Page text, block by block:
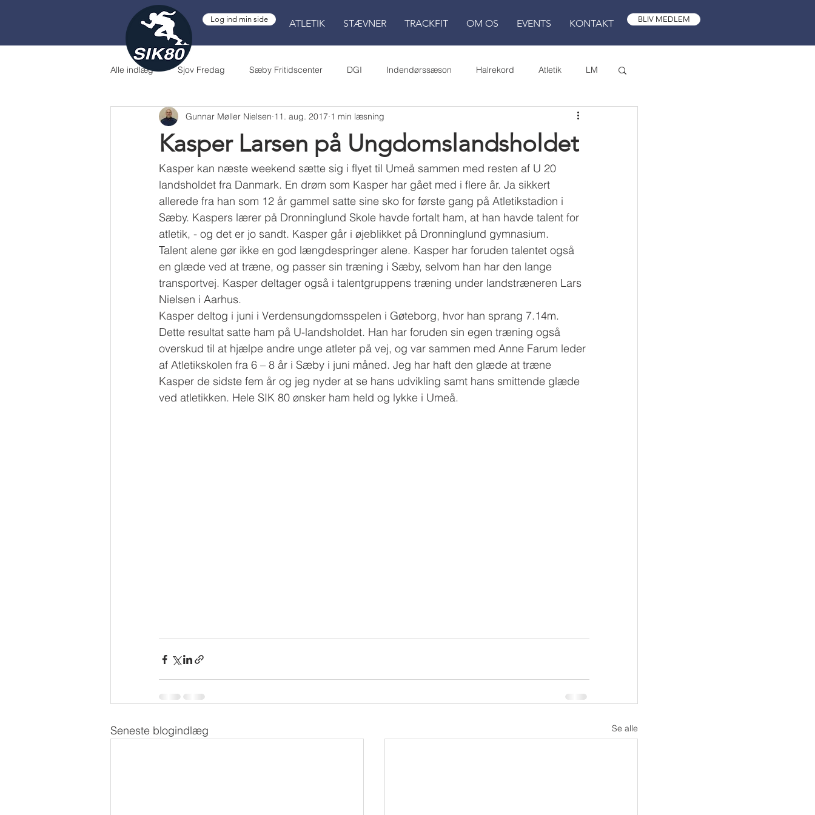
ATLETIK STÆVNER TRACKFIT OM OS EVENTS KONTAKT BLIV MEDLEM
Log ind min side
Alle indlæg Sjov Fredag Sæby Fritidscenter DGI Indendørssæson Halrekord Atletik LM
Danmarksmester LDM Atletikskole Spar Nord Atletik Stadion
Spektrum
Kasper Larsen på Ungdomslandsholdet
Gunnar Møller Nielsen 11. aug. 2017 1 min læsning
Kasper kan næste weekend sætte sig i flyet til Umeå sammen med resten af U 20
landsholdet fra Danmark. En drøm som Kasper har gået med i flere år. Ja sikkert
allerede fra han som 12 år gammel satte sine sko for første gang på Atletikstadion i
Sæby. Kaspers lærer på Dronninglund Skole havde fortalt ham, at han havde talent for
atletik, - og det er jo sandt. Kasper går i øjeblikket på Dronninglund gymnasium.
Talent alene gør ikke en god længdespringer alene. Kasper har foruden talentet også
en glæde ved at træne, og passer sin træning i Sæby, selvom han har den lange
transportvej. Kasper deltager også i talentgruppens træning under landstræneren Lars
Nielsen i Aarhus.
Kasper deltog i juni i Verdensungdomsspelen i Gøteborg, hvor han sprang 7.14m.
Dette resultat satte ham på U-landsholdet. Han har foruden sin egen træning også
overskud til at hjælpe andre unge atleter på vej, og var sammen med Anne Farum leder
af Atletikskolen fra 6 – 8 år i Sæby i juni måned. Jeg har haft den glæde at træne
Kasper de sidste fem år og jeg nyder at se hans udvikling samt hans smittende glæde
ved atletikken. Hele SIK 80 ønsker ham held og lykke i Umeå.
Seneste blogindlæg Se alle